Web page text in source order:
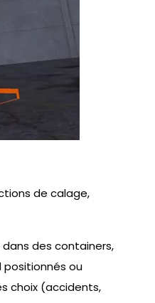
de calage,
des containers,
positionnés ou
choix (accidents,